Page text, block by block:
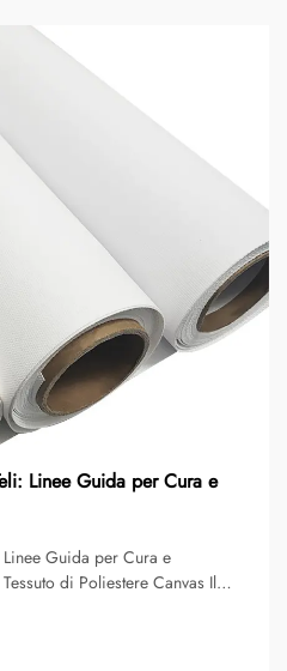
Linee Guida per Cura e
Guida per Cura e
di Poliestere Canvas Il
È noto per la sua resistenza,